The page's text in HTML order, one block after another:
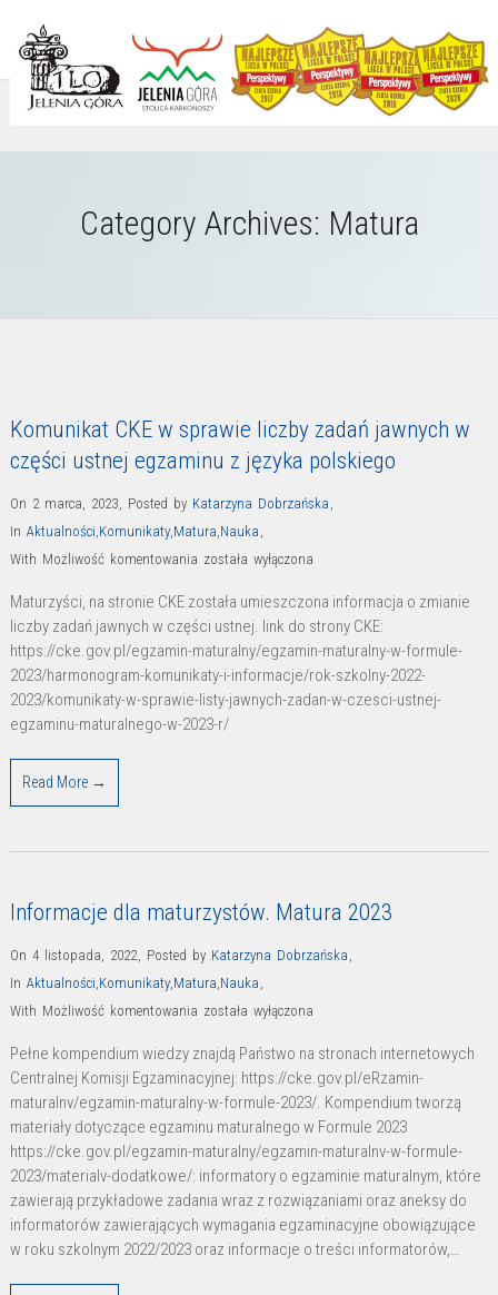
Category Archives: Matura
Komunikat CKE w sprawie liczby zadań jawnych w
części ustnej egzaminu z języka polskiego
On 2 marca, 2023, Posted by Katarzyna Dobrzańska ,
In Aktualności,Komunikaty,Matura,Nauka ,
With Możliwość komentowania Komunikat
sprawie
liczby
zadań
jawnych
polskiego
została wyłączona
Maturzyści, na stronie CKE została umieszczona informacja o zmianie
liczby zadań jawnych w części ustnej. link do strony CKE:
https://cke.gov.pl/egzamin-maturalny/egzamin-maturalny-w-formule-
2023/harmonogram-komunikaty-i-informacje/rok-szkolny-2022-
2023/komunikaty-w-sprawie-listy-jawnych-zadan-w-czesci-ustnej-
egzaminu-maturalnego-w-2023-r/
Read More →
Informacje dla maturzystów. Matura 2023
On 4 listopada, 2022, Posted by Katarzyna Dobrzańska ,
In Aktualności,Komunikaty,Matura,Nauka ,
With Możliwość komentowania Informacje
maturzystów.
Matura
2023
została wyłączona
Pełne kompendium wiedzy znajdą Państwo na stronach internetowych
Centralnej Komisji Egzaminacyjnej: https://cke.gov.pl/eRzamin-
maturalnv/egzamin-maturalny-w-formule-2023/. Kompendium tworzą
materiały dotyczące egzaminu maturalnego w Formule 2023
https://cke.gov.pl/egzamin-maturalny/egzamin-maturalnv-w-formule-
2023/materialv-dodatkowe/: informatory o egzaminie maturalnym, które
zawierają przykładowe zadania wraz z rozwiązaniami oraz aneksy do
informatorów zawierających wymagania egzaminacyjne obowiązujące
w roku szkolnym 2022/2023 oraz informacje o treści informatorów,…